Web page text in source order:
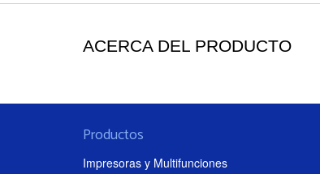
ACERCA DEL PRODUCTO
Productos
Impresoras y Multifunciones